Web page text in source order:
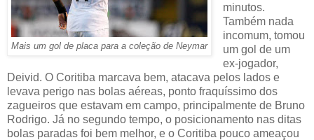
Mais um gol de placa para a coleção de Neymar
minutos.
Também nada
incomum, tomou
um gol de um
ex-jogador,
Deivid. O Coritiba marcava bem, atacava pelos lados e
levava perigo nas bolas aéreas, ponto fraquíssimo dos
zagueiros que estavam em campo, principalmente de Bruno
Rodrigo. Já no segundo tempo, o posicionamento nas ditas
bolas paradas foi bem melhor, e o Coritiba pouco ameaçou